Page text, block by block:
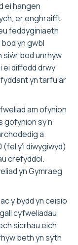
ei hangen
er enghraifft
feddyginiaeth
yn gwbl
siŵr bod unrhyw
ei diffodd drwy
yn tarfu ar
am ofynion
sy’n
a
y’i diwygiwyd)
crefyddol.
yn Gymraeg
y bydd yn ceisio
cyfweliadau
sicrhau eich
beth yn syth